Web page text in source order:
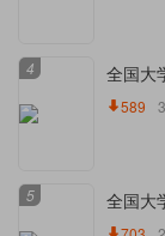
4 全国大
589
5 全国大